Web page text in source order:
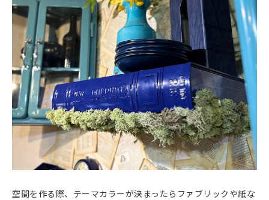
空間を作る際、テーマカラーが決まったらファブリックや紙な